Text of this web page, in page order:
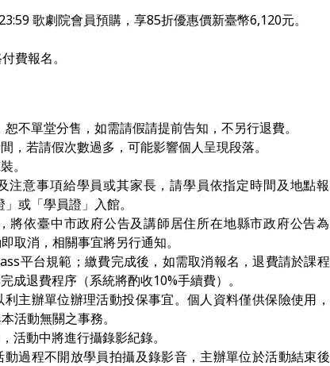
歌劇院會員預購， 享85折優惠價新臺幣6,120元。
費報名。
不單堂分售，如需請假請提前告知，不另行退費。
，若請假次數過多，可能影響個人呈現段落。
。
注意事項給學員或其家長，請學員依指定時間及地點報
或「學員證」入館。
將依臺中市政府公告及講師居住所在地縣市政府公告為
取消，相關事宜將另行通知。
平台規範；繳費完成後，如需取消報名，退費請於課程
成退費程序（系統將酌收10%手續費）。
主辦單位辦理活動投保事宜。個人資料僅供保險使用，
活動無關之事務。
活動中將進行攝錄影紀錄。
過程不開放學員拍攝及錄影音，主辦單位於活動結束後